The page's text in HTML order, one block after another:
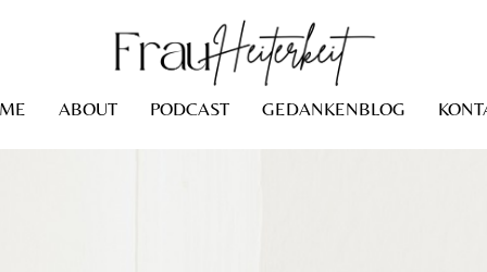
ABOUT PODCAST GEDANKENBLOG